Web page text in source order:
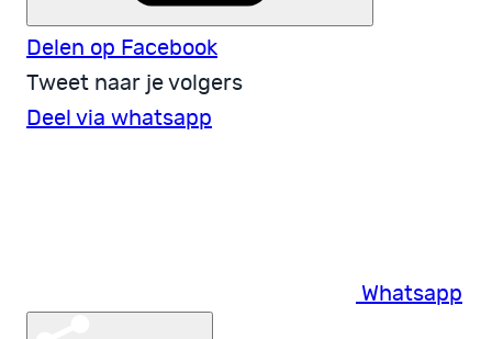
Delen op Facebook
Tweet naar je volgers
Deel via whatsapp
Whatsapp